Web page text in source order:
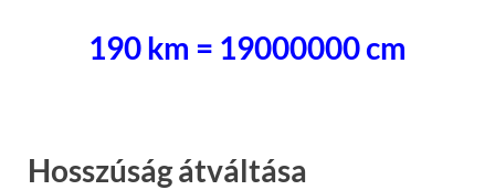
190 km = 19000000 cm
Hosszúság átváltása